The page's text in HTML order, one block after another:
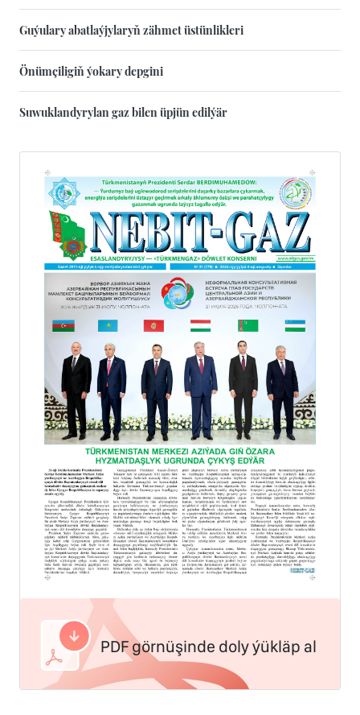
Guýulary abatlaýjylaryň zähmet üstünlikleri
Önümçiligiň ýokary depgini
Suwuklandyrylan gaz bilen üpjün edilýär
PDF görnüşinde doly ýükläp al